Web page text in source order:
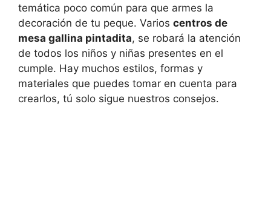
temática poco común para que armes la
decoración de tu peque. Varios centros de
mesa gallina pintadita, se robará la atención
de todos los niños y niñas presentes en el
cumple. Hay muchos estilos, formas y
materiales que puedes tomar en cuenta para
crearlos, tú solo sigue nuestros consejos.